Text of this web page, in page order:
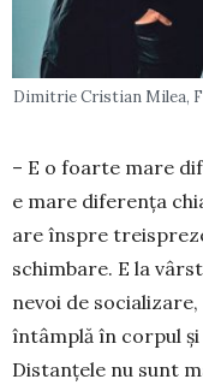
Dimitrie Cristian Milea,
– E o foarte mare
e mare dife­renţa
are înspre
schimbare. E la
nevoi de
întâmplă în corpul
Dis­tanţele nu sunt